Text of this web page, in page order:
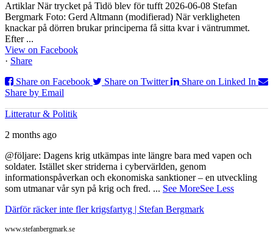
Artiklar När trycket på Tidö blev för tufft 2026-06-08 Stefan
Bergmark Foto: Gerd Altmann (modifierad) När verkligheten
knackar på dörren brukar principerna få sitta kvar i väntrummet.
Efter ...
View on Facebook
· Share
Share on Facebook
Share on Twitter
Share on Linked In
Share by Email
Litteratur & Politik
2 months ago
@följare: Dagens krig utkämpas inte längre bara med vapen och
soldater. Istället sker striderna i cybervärlden, genom
informationspåverkan och ekonomiska sanktioner – en utveckling
som utmanar vår syn på krig och fred. ... See MoreSee Less
Därför räcker inte fler krigsfartyg | Stefan Bergmark
www.stefanbergmark.se